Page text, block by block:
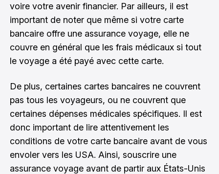
voire votre avenir financier. Par ailleurs, il est
important de noter que même si votre carte
bancaire offre une assurance voyage, elle ne
couvre en général que les frais médicaux si tout
le voyage a été payé avec cette carte.
De plus, certaines cartes bancaires ne couvrent
pas tous les voyageurs, ou ne couvrent que
certaines dépenses médicales spécifiques. Il est
donc important de lire attentivement les
conditions de votre carte bancaire avant de vous
envoler vers les USA. Ainsi, souscrire une
assurance voyage avant de partir aux États-Unis